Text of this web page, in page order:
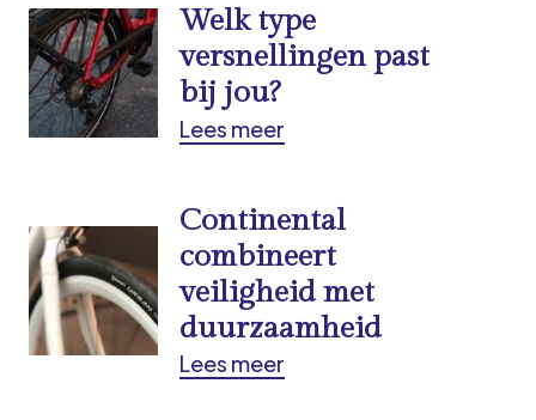
Welk type
versnellingen past
bij jou?
Lees meer
Continental
combineert
veiligheid met
duurzaamheid
Lees meer